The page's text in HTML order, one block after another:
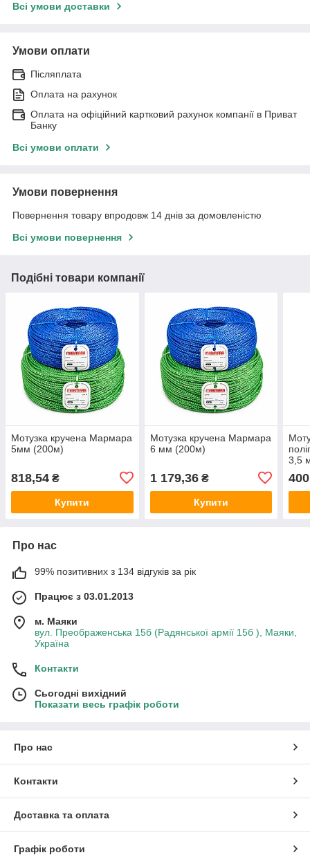
Всі умови доставки
Умови оплати
Післяплата
Оплата на рахунок
Оплата на офіційний картковий рахунок компанії в Приват
Банку
Всі умови оплати
Умови повернення
Повернення товару впродовж 14 днів за домовленістю
Всі умови повернення
Подібні товари компанії
Мотузка кручена Мармара
5мм (200м)
818,54 ₴
Купити
Мотузка кручена Мармара
6 мм (200м)
1 179,36₴
Купити
3,5
Про нас
99% позитивних з 134 відгуків за рік
Працює з 03.01.2013
м. Маяки
вул. Преображенська 15б (Радянської армії 15б ), Маяки,
Україна
Контакти
Сьогодні вихідний
Показати весь графік роботи
Про нас
Контакти
Доставка та оплата
Графік роботи